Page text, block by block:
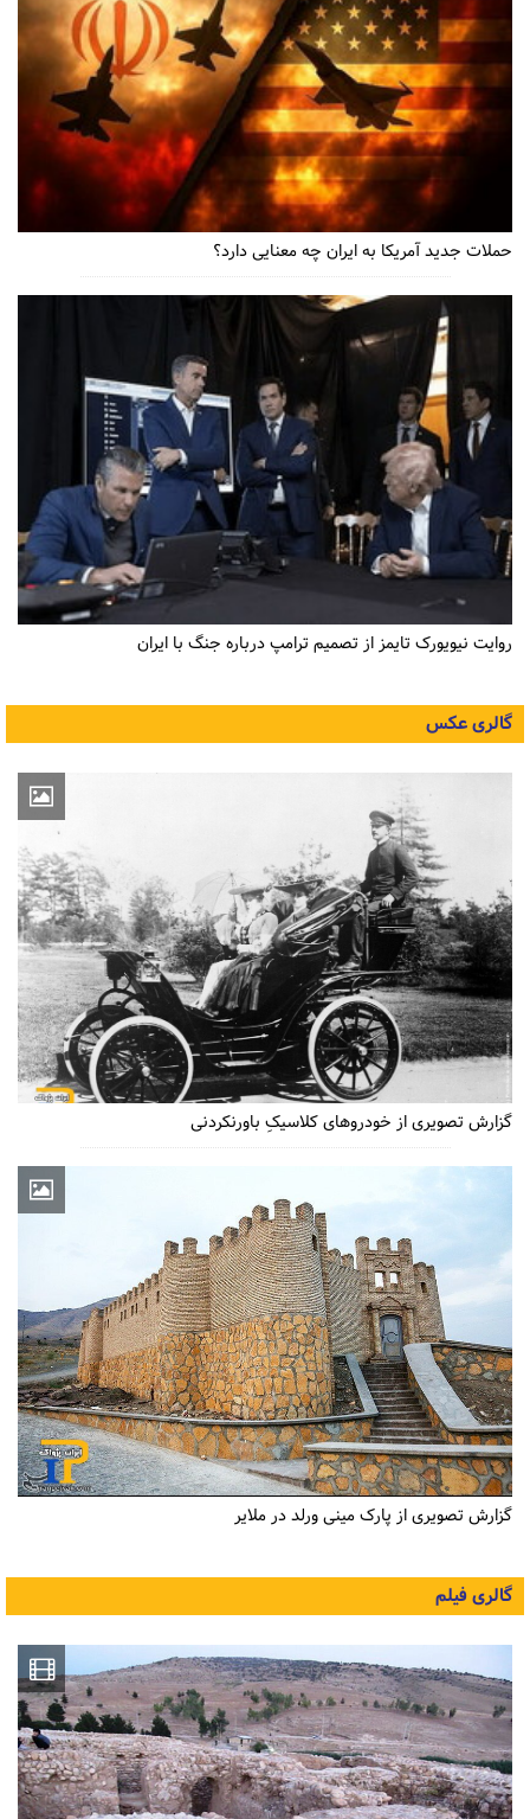
حملات جدید آمریکا به ایران چه معنایی دارد؟
روایت نیویورک تایمز از تصمیم ترامپ درباره جنگ با ایران
گالری عکس
گزارش تصویری از خودروهای کلاسیکِ باورنکردنی
گزارش تصویری از پارک مینی ورلد در ملایر
گالری فیلم